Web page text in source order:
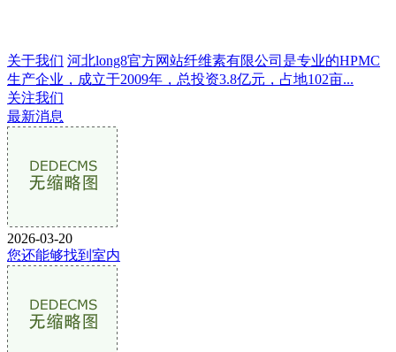
关于我们 河北long8官方网站纤维素有限公司是专业的HPMC
生产企业，成立于2009年，总投资3.8亿元，占地102亩...
关注我们
最新消息
2026-03-20
您还能够找到室内